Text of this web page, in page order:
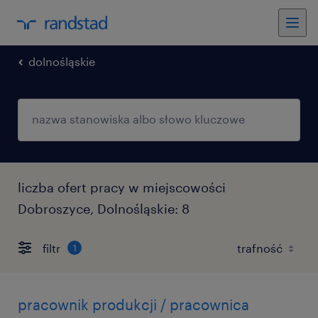
dolnośląskie
liczba ofert pracy w miejscowości
Dobroszyce, Dolnośląskie: 8
filtr 1
pracownik produkcji / pracownica